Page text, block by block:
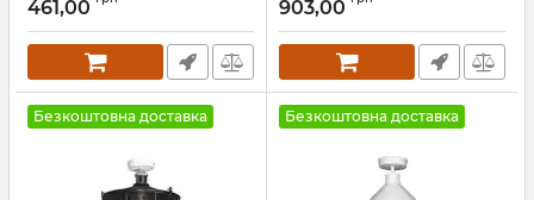
461,00 903,00
Безкоштовна доставка Безкоштовна доставка